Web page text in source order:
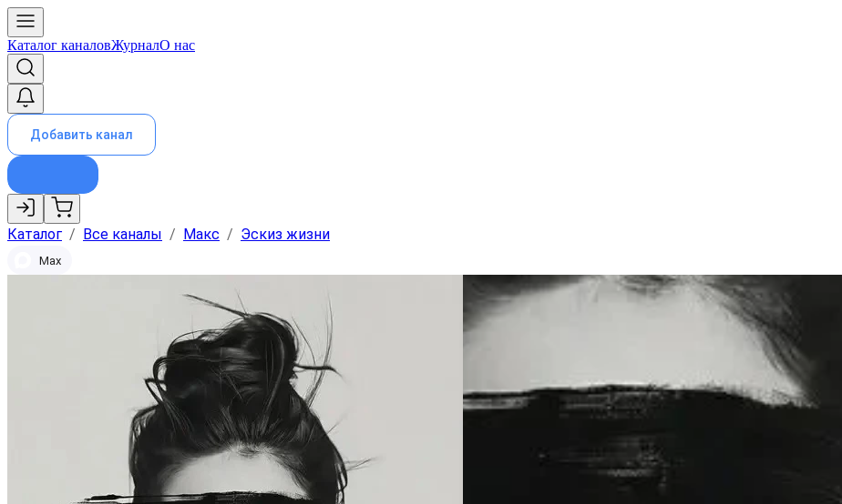
Каталог каналовЖурналО нас
Добавить канал
Каталог / Все каналы / Макс / Эскиз жизни
Max